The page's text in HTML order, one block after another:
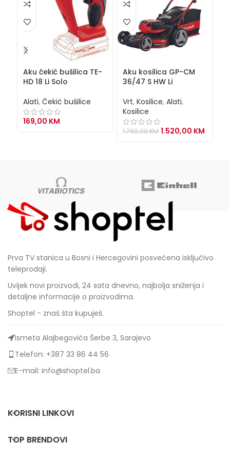
Aku čekić bušilica TE-
HD 18 Li Solo
Alati, Čekić bušilice
169,00 KM
Aku kosilica GP-CM
36/47 S HW Li
Vrt, Kosilice, Alati,
Kosilice
1.790,00KM Original
1.520,00 KM
Prva TV stanica u Bosni i Hercegovini posvećena isključivo
teleprodaji.
Uvijek novi proizvodi, 24 sata dnevno, najbolja sniženja i
detaljne informacije o proizvodima.
Shoptel - znaš šta kupuješ.
Ismeta Alajbegovića Šerbe 3, Sarajevo
Telefon: +387 33 86 44 56
E-mail: info@shoptel.ba
KORISNI LINKOVI
TOP BRENDOVI